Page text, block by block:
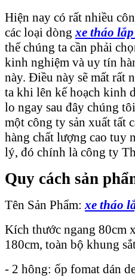
Hiện nay có rất nhiều
các loại dòngxe tháo
thế chúng ta cần phải
kinh nghiệm và uy tín
này. Điều này sẽ mất rất
ta khi lên kế hoạch kinh
lo ngay sau đây chúng
một công ty sản xuất tất
hàng chất lượng cao tuy
lý, đó chính là công ty
Quy cách sản
Tên Sản Phẩm:xe tháo
Kích thước ngang 80cm
180cm, toàn bộ khung
- 2 hông: ốp fomat dán